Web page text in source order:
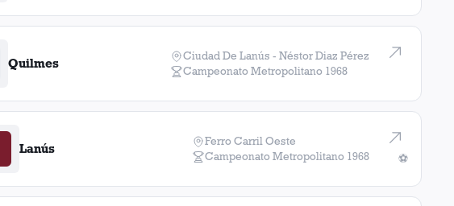
Quilmes
Ciudad De Lanús - Néstor Diaz Pérez
Campeonato Metropolitano 1968
⚽
Lanús
Ferro Carril Oeste
Campeonato Metropolitano 1968